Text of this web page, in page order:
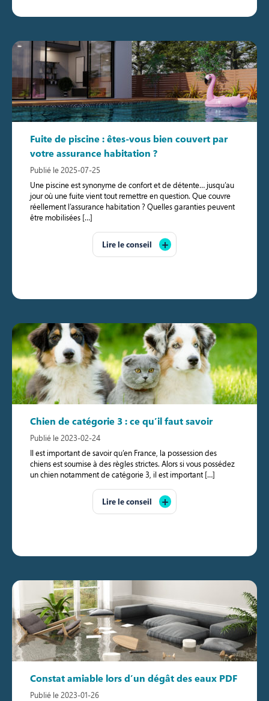
Fuite de piscine : êtes-vous bien couvert par
votre assurance habitation ?
Publié le 2025-07-25
Une piscine est synonyme de confort et de détente… jusqu’au
jour où une fuite vient tout remettre en question. Que couvre
réellement l’assurance habitation ? Quelles garanties peuvent
être mobilisées […]
Lire le conseil
Chien de catégorie 3 : ce qu’il faut savoir
Publié le 2023-02-24
Il est important de savoir qu’en France, la possession des
chiens est soumise à des règles strictes. Alors si vous possédez
un chien notamment de catégorie 3, il est important […]
Lire le conseil
Constat amiable lors d’un dégât des eaux PDF
Publié le 2023-01-26